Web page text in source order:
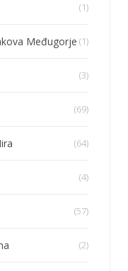
(1)
Međugorje (1)
(3)
(69)
(64)
(4)
(57)
(2)